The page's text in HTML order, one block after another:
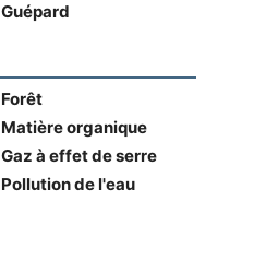
Guépard
Forêt
Matière organique
Gaz à effet de serre
Pollution de l'eau